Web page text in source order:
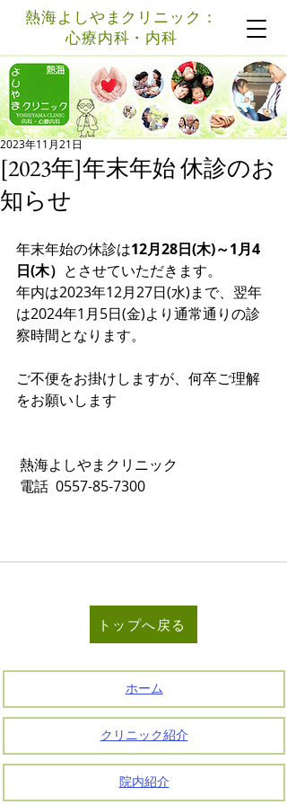
熱海よしやまクリニック：
心療内科・内科
記事
[2023年]年末年始 休診のお
知らせ
2023年11月21日
年末年始の休診は12月28日(木)～1月4
日(木） とさせていただきます。
年内は2023年12月27日(水)まで、翌年
は2024年1月5日(金)より通常通りの診
察時間となります。
ご不便をお掛けしますが、何卒ご理解
をお願いします
熱海よしやまクリニック
電話  0557-85-7300
トップへ戻る
ホーム
クリニック紹介
院内紹介